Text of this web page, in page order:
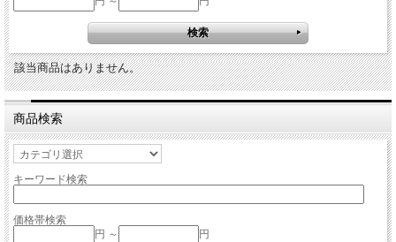
該当商品はありません。
商品検索
キーワード検索
価格帯検索
円 ～
円